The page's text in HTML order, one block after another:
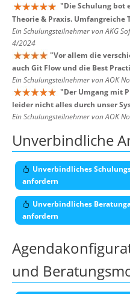
"Die Schulung bot
Theorie & Praxis. Umfangreiche
Ein Schulungsteilnehmer von AKG
4/2024
"Vor allem die
auch Git Flow und die Best
Ein Schulungsteilnehmer von AOK
"Der Umgang mit
leider nicht alles durch unser
Ein Schulungsteilnehmer von AOK
Unverbindliche
Unverbindliches
anfordern
Unverbindliches
anfordern
und